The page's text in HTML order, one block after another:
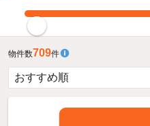
物件数709件